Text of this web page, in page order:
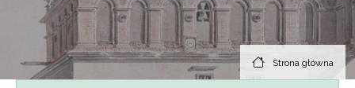
Strona główna